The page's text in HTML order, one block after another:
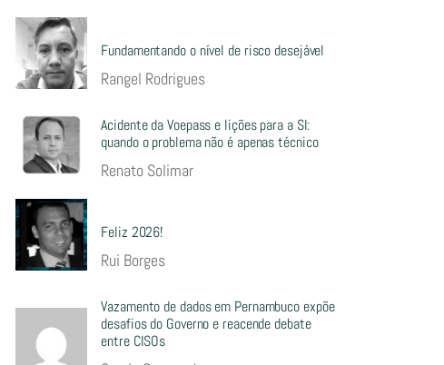
Fundamentando o nível de risco desejável
Rangel Rodrigues
Acidente da Voepass e lições para a SI:
quando o problema não é apenas técnico
Renato Solimar
Feliz 2026!
Rui Borges
Vazamento de dados em Pernambuco expõe
desafios do Governo e reacende debate
entre CISOs